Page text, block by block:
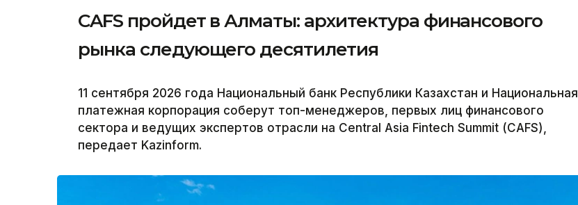
CAFS пройдет в Алматы: архитектура финансового
рынка следующего десятилетия
11 сентября 2026 года Национальный банк Республики Казахстан и Национальная
платежная корпорация соберут топ-менеджеров, первых лиц финансового
сектора и ведущих экспертов отрасли на Central Asia Fintech Summit (CAFS),
передает Kazinform.